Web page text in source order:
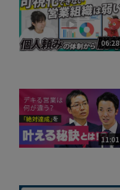
06:28
11:01